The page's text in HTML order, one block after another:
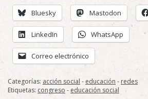
Bluesky Mastodon
LinkedIn WhatsApp
Correo electrónico
Categorías: acción social - educación - redes
Etiquetas: congreso - educación social